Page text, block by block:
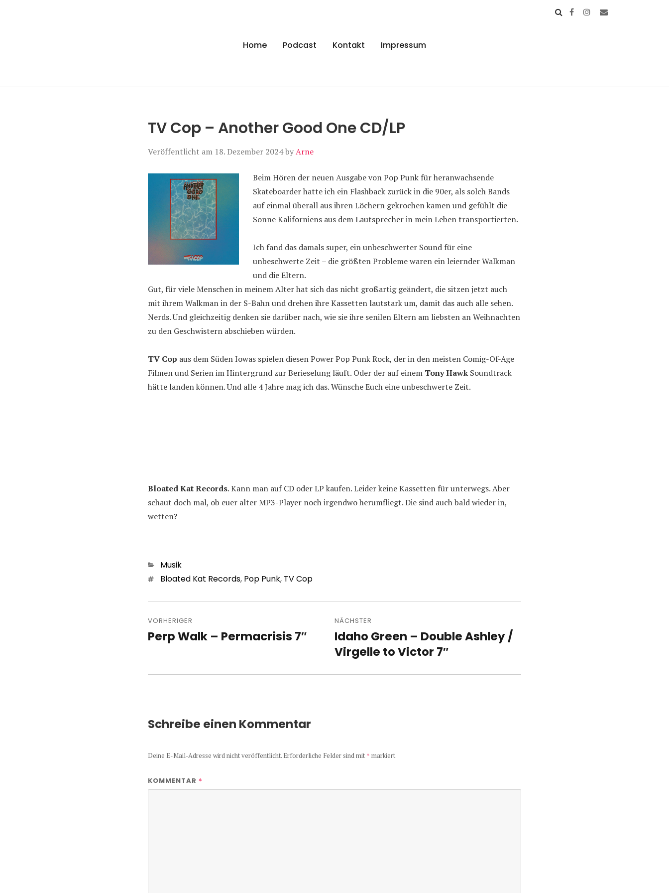
Manierenversagen
Home Podcast Kontakt Impressum
TV Cop – Another Good One CD/LP
Veröffentlicht am 18. Dezember 2024byArne
Beim Hören der neuen Ausgabe von Pop Punk für heranwachsende
Skateboarder hatte ich ein Flashback zurück in die 90er, als solch Bands
auf einmal überall aus ihren Löchern gekrochen kamen und gefühlt die
Sonne Kaliforniens aus dem Lautsprecher in mein Leben transportierten.
Ich fand das damals super, ein unbeschwerter Sound für eine
unbeschwerte Zeit – die größten Probleme waren ein leiernder Walkman
und die Eltern.
Gut, für viele Menschen in meinem Alter hat sich das nicht großartig geändert, die sitzen jetzt auch
mit ihrem Walkman in der S-Bahn und drehen ihre Kassetten lautstark um, damit das auch alle sehen.
Nerds. Und gleichzeitig denken sie darüber nach, wie sie ihre senilen Eltern am liebsten an Weihnachten
zu den Geschwistern abschieben würden.
TV Cop aus dem Süden Iowas spielen diesen Power Pop Punk Rock, der in den meisten Comig-Of-Age
Filmen und Serien im Hintergrund zur Berieselung läuft. Oder der auf einem Tony Hawk Soundtrack
hätte landen können. Und alle 4 Jahre mag ich das. Wünsche Euch eine unbeschwerte Zeit.
Bloated Kat Records. Kann man auf CD oder LP kaufen. Leider keine Kassetten für unterwegs. Aber
schaut doch mal, ob euer alter MP3-Player noch irgendwo herumfliegt. Die sind auch bald wieder in,
wetten?
Kategorien
Musik
Schlagwörter
Bloated Kat Records, Pop Punk, TV Cop
VORHERIGER
Vorheriger
Perp Walk – Permacrisis 7″
NÄCHSTER
Nächster
Beitrag:
Idaho Green – Double Ashley /
Virgelle to Victor 7″
Schreibe einen Kommentar
Deine E-Mail-Adresse wird nicht veröffentlicht. Erforderliche Felder sind mit * markiert
KOMMENTAR *